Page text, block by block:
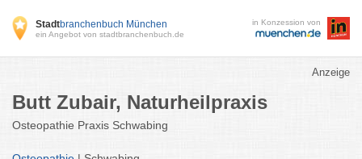
Stadtbranchenbuch München
ein Angebot von stadtbranchenbuch.de
in Konzession von
Anzeige
Butt Zubair, Naturheilpraxis
Osteopathie Praxis Schwabing